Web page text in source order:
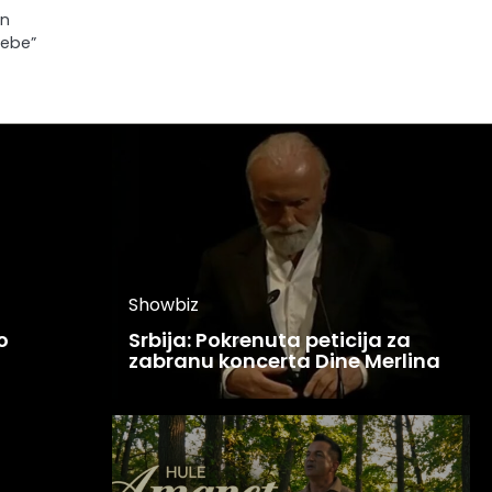
Showbiz
Srbija: Pokrenuta peticija za
zabranu koncerta Dine Merlina